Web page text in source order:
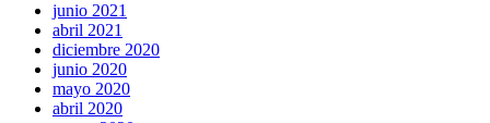
junio 2021
abril 2021
diciembre 2020
junio 2020
mayo 2020
abril 2020